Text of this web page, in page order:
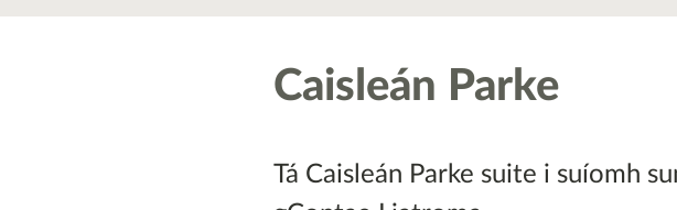
Caisleán Parke
Tá Caisleán Parke suite i suíomh